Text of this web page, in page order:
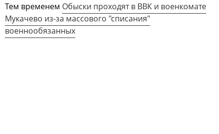
Тем временем Обыски проходят в ВВК и военкомате
Мукачево из-за массового "списания"
военнообязанных